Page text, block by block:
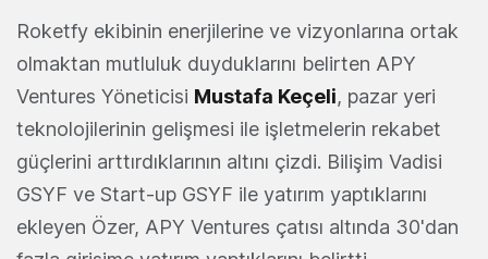
Roketfy ekibinin enerjilerine ve vizyonlarına ortak
olmaktan mutluluk duyduklarını belirten APY
Ventures Yöneticisi Mustafa Keçeli, pazar yeri
teknolojilerinin gelişmesi ile işletmelerin rekabet
güçlerini arttırdıklarının altını çizdi. Bilişim Vadisi
GSYF ve Start-up GSYF ile yatırım yaptıklarını
ekleyen Özer, APY Ventures çatısı altında 30'dan